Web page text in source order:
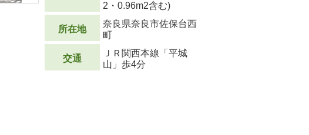
2 ・0.96m2含む)
所在地
奈良県奈良市佐保台西
町
交通
ＪＲ関西本線「平城
山」歩4分